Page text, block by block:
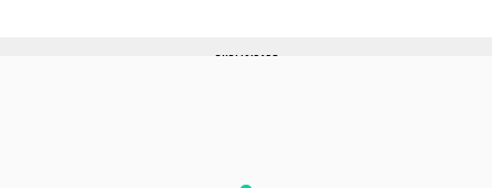
PUBLICIDADE